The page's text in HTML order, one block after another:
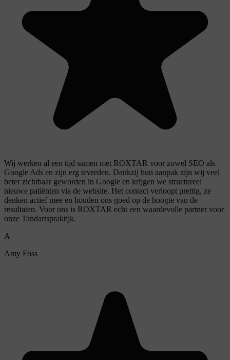
Wij werken al een tijd samen met ROXTAR voor zowel SEO als
Google Ads en zijn erg tevreden. Dankzij hun aanpak zijn wij veel
beter zichtbaar geworden in Google en krijgen we structureel
nieuwe patiënten via de website. Het contact verloopt prettig, ze
denken actief mee en houden ons goed op de hoogte van de
resultaten. Voor ons is ROXTAR echt een waardevolle partner voor
onze Tandartspraktijk.
A
Amy Foss